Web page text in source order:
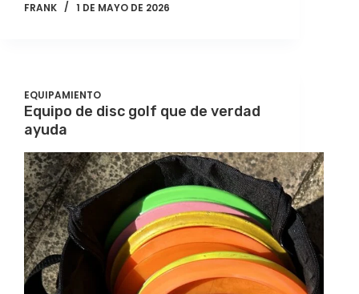
FRANK 1 DE MAYO DE 2026
EQUIPAMIENTO
Equipo de disc golf que de verdad
ayuda